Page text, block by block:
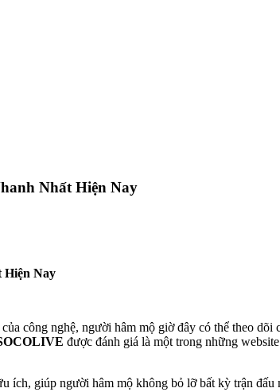
Nhất Hiện Nay
Nay
công nghệ, người hâm mộ giờ đây có thể theo
được đánh giá là một trong những
ích, giúp người hâm mộ không bỏ lỡ bất kỳ trận đấu